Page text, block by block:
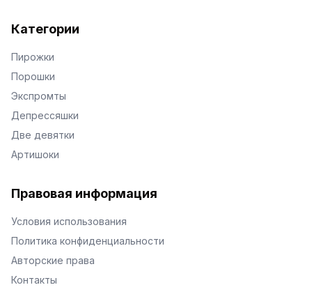
Категории
Пирожки
Порошки
Экспромты
Депрессяшки
Две девятки
Артишоки
Правовая информация
Условия использования
Политика конфиденциальности
Авторские права
Контакты